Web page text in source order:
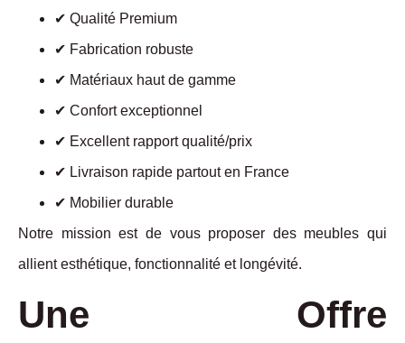
✔ Qualité Premium
✔ Fabrication robuste
✔ Matériaux haut de gamme
✔ Confort exceptionnel
✔ Excellent rapport qualité/prix
✔ Livraison rapide partout en France
✔ Mobilier durable
Notre mission est de vous proposer des meubles qui
allient esthétique, fonctionnalité et longévité.
Une Offre